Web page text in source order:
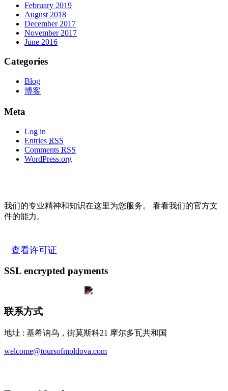
February 2019
August 2018
December 2017
November 2017
June 2016
Categories
Blog
博客
Meta
Log in
Entries RSS
Comments RSS
WordPress.org
我们的专业精神和知识在这里为您服务。 看看我们的官方文
件的能力。
查看许可证
SSL encrypted payments
联系方式
地址 : 基希讷乌，街莫斯科21 摩尔多瓦共和国
welcome@toursofmoldova.com